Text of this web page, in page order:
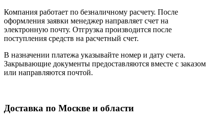
Компания работает по безналичному расчету. После
оформления заявки менеджер направляет счет на
электронную почту. Отгрузка производится после
поступления средств на расчетный счет.
В назначении платежа указывайте номер и дату счета.
Закрывающие документы предоставляются вместе с заказом
или направляются почтой.
Доставка по Москве и области